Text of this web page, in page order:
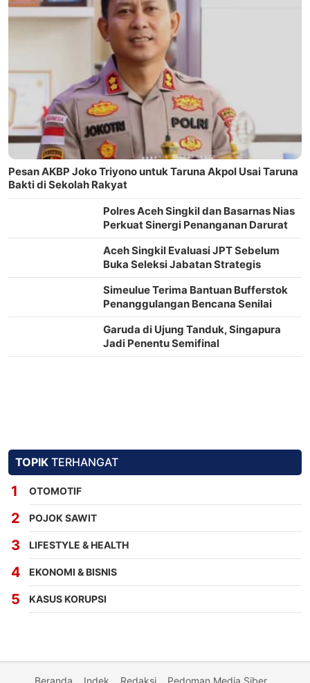
Pesan AKBP Joko Triyono untuk Taruna Akpol Usai Taruna
Bakti di Sekolah Rakyat
Polres Aceh Singkil dan Basarnas Nias
Perkuat Sinergi Penanganan Darurat
Aceh Singkil Evaluasi JPT Sebelum
Buka Seleksi Jabatan Strategis
Simeulue Terima Bantuan Bufferstok
Penanggulangan Bencana Senilai
Rp2,2 Miliar
Garuda di Ujung Tanduk, Singapura
Jadi Penentu Semifinal
TOPIK TERHANGAT
OTOMOTIF
POJOK SAWIT
LIFESTYLE & HEALTH
EKONOMI & BISNIS
KASUS KORUPSI